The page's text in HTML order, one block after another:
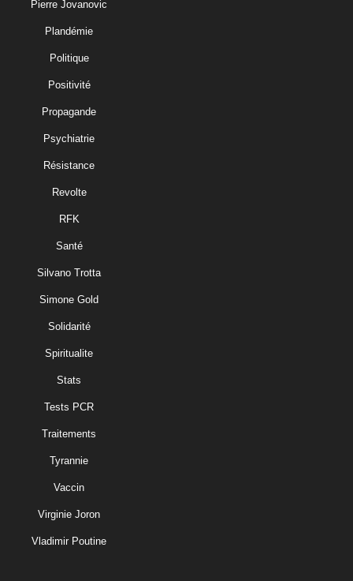
Pierre Jovanovic
Plandémie
Politique
Positivité
Propagande
Psychiatrie
Résistance
Revolte
RFK
Santé
Silvano Trotta
Simone Gold
Solidarité
Spiritualite
Stats
Tests PCR
Traitements
Tyrannie
Vaccin
Virginie Joron
Vladimir Poutine